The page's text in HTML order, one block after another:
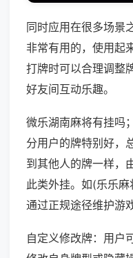
同时应用在很多场景
非常有用的，使用起
打牌时可以合理调整
好友间互动乐趣。
微乐湖南麻将有挂吗
分用户的牌特别好，
到其他人的牌一样，
此类外挂。如(乐乐
通过正规途径维护游
自定义修改牌：用户